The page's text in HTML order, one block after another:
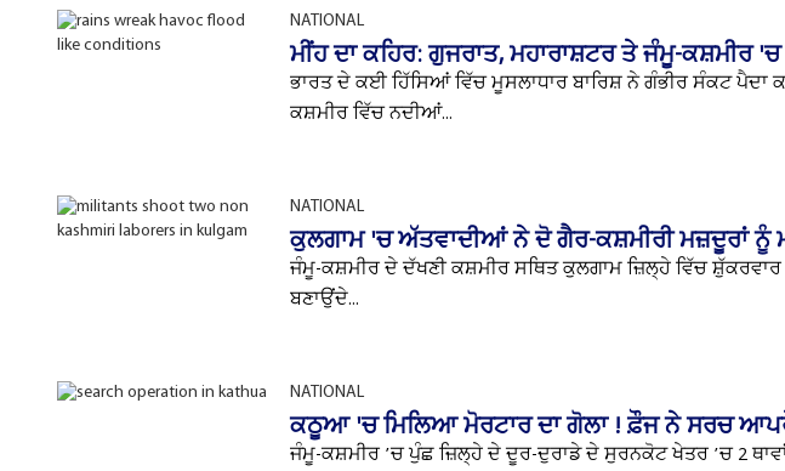
NATIONAL
ਮੀਂਹ ਦਾ ਕਹਿਰ: ਗੁਜਰਾਤ, ਮਹਾਰਾਸ਼ਟਰ ਤੇ ਜੰਮੂ-ਕਸ਼ਮੀਰ
ਭਾਰਤ ਦੇ ਕਈ ਹਿੱਸਿਆਂ ਵਿੱਚ ਮੂਸਲਾਧਾਰ ਬਾਰਿਸ਼ ਨੇ ਗੰਭੀਰ ਸੰਕਟ ਪੈਦਾ
ਕਸ਼ਮੀਰ ਵਿੱਚ ਨਦੀਆਂ...
NATIONAL
ਕੁਲਗਾਮ 'ਚ ਅੱਤਵਾਦੀਆਂ ਨੇ ਦੋ ਗੈਰ-ਕਸ਼ਮੀਰੀ ਮਜ਼ਦੂਰਾਂ ਨੂੰ
ਜੰਮੂ-ਕਸ਼ਮੀਰ ਦੇ ਦੱਖਣੀ ਕਸ਼ਮੀਰ ਸਥਿਤ ਕੁਲਗਾਮ ਜ਼ਿਲ੍ਹੇ ਵਿੱਚ
ਬਣਾਉਂਦੇ...
NATIONAL
ਕਠੂਆ 'ਚ ਮਿਲਿਆ ਮੋਰਟਾਰ ਦਾ ਗੋਲਾ ! ਫ਼ੌਜ ਨੇ ਸਰਚ
ਜੰਮੂ-ਕਸ਼ਮੀਰ ’ਚ ਪੁੰਛ ਜ਼ਿਲ੍ਹੇ ਦੇ ਦੂਰ-ਦੁਰਾਡੇ ਦੇ ਸੁਰਨਕੋਟ ਖੇਤਰ ’ਚ 2